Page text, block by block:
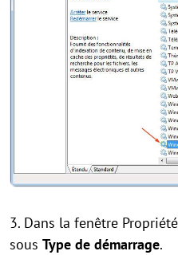
3. Dans la fenêtre
sous Type de démarrage.